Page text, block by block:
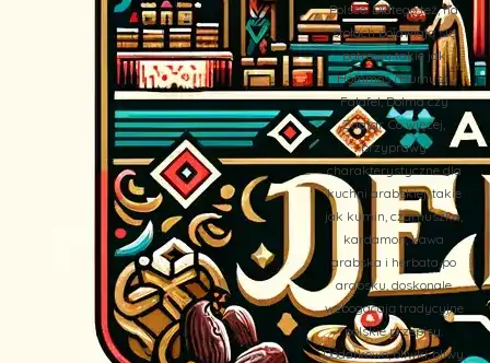
Polsce. Dlatego też, na
stołach pojawiają się
potrawy takie jak
Hommos (Humus),
Falafel, Dolma czy
Zaatar. Co więcej,
przyprawy
charakterystyczne dla
kuchni arabskiej, takie
jak kumin, czarnuszka,
kardamon, kawa
arabska i herbata po
arabsku, doskonale
wzbogacają tradycyjne
polskie przepisy.
Dodatkowo, oliwki, oliwy,